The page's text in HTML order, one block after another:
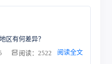
区有何差异？
阅读：2522 阅读全文